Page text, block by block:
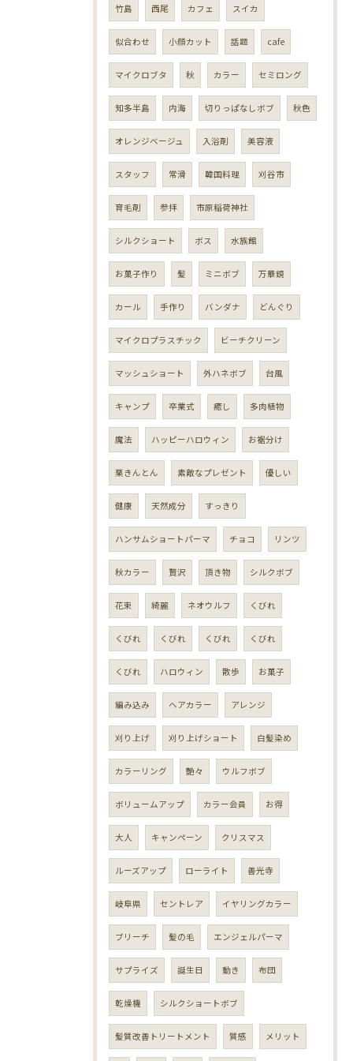
竹島 西尾 カフェ スイカ
似合わせ 小顔カット 話題 cafe
マイクロブタ 秋 カラー セミロング
知多半島 内海 切りっぱなしボブ 秋色
オレンジベージュ 入浴剤 美容液
スタッフ 常滑 韓国料理 刈谷市
育毛剤 参拝 市原稲荷神社
シルクショート ボス 水族館
お菓子作り 髪 ミニボブ 万華鏡
カール 手作り バンダナ どんぐり
マイクロプラスチック ビーチクリーン
マッシュショート 外ハネボブ 台風
キャンプ 卒業式 癒し 多肉植物
魔法 ハッピーハロウィン お裾分け
栗きんとん 素敵なプレゼント 優しい
健康 天然成分 すっきり
ハンサムショートパーマ チョコ リンツ
秋カラー 贅沢 頂き物 シルクボブ
花束 綺麗 ネオウルフ くびれ
くびれ くびれ くびれ くびれ
くびれ ハロウィン 散歩 お菓子
編み込み ヘアカラー アレンジ
刈り上げ 刈り上げショート 白髪染め
カラーリング 艶々 ウルフボブ
ボリュームアップ カラー会員 お得
大人 キャンペーン クリスマス
ルーズアップ ローライト 善光寺
岐阜県 セントレア イヤリングカラー
ブリーチ 髪の毛 エンジェルパーマ
サプライズ 誕生日 動き 布団
乾燥機 シルクショートボブ
髪質改善トリートメント 質感 メリット